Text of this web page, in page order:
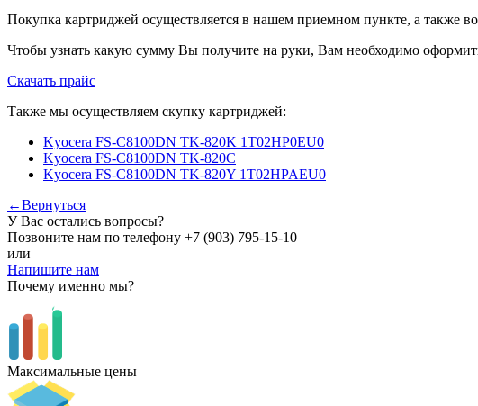
Покупка картриджей осуществляется в нашем приемном пункте, а также
Чтобы узнать какую сумму Вы получите на руки, Вам необходимо
Скачать прайс
Также мы осуществляем скупку картриджей:
Kyocera FS-C8100DN TK-820K 1T02HP0EU0
Kyocera FS-C8100DN TK-820С
Kyocera FS-C8100DN TK-820Y 1T02HPAEU0
←Вернуться
У Вас остались вопросы?
Позвоните нам по телефону +7 (903) 795-15-10
или
Напишите нам
Почему именно мы?
Максимальные цены